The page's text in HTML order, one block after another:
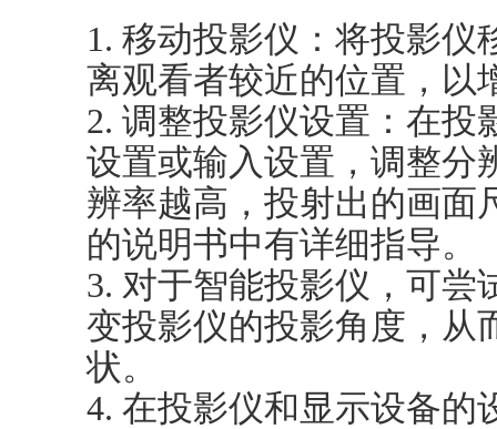
1. 移动投影仪：将投影仪
离观看者较近的位置，以
2. 调整投影仪设置：在投
设置或输入设置，调整分
辨率越高，投射出的画面
的说明书中有详细指导。
3. 对于智能投影仪，可尝
变投影仪的投影角度，从
状。
4. 在投影仪和显示设备的